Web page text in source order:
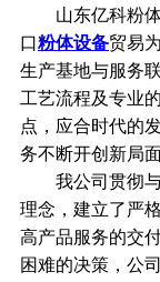
山东亿科粉体
口粉体设备贸易
生产基地与服务
工艺流程及专业
点，应合时代的
务不断开创新局面
我公司贯彻与
理念，建立了严
高产品服务的交
困难的决策，公